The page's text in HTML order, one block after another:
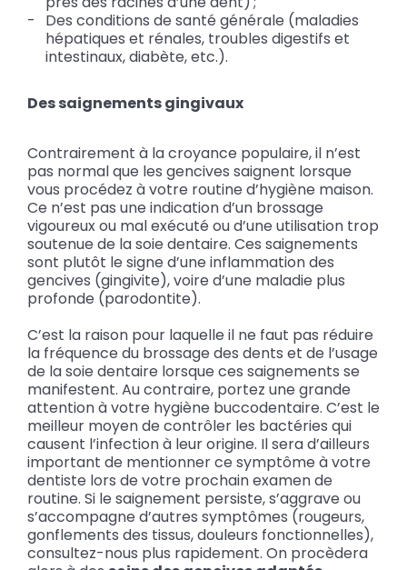
Des conditions de santé générale (maladies
hépatiques et rénales, troubles digestifs et
intestinaux, diabète, etc.).
Des saignements gingivaux
Contrairement à la croyance populaire, il n’est
pas normal que les gencives saignent lorsque
vous procédez à votre routine d’hygiène maison.
Ce n’est pas une indication d’un brossage
vigoureux ou mal exécuté ou d’une utilisation trop
soutenue de la soie dentaire. Ces saignements
sont plutôt le signe d’une inflammation des
gencives (gingivite), voire d’une maladie plus
profonde (parodontite).
C’est la raison pour laquelle il ne faut pas réduire
la fréquence du brossage des dents et de l’usage
de la soie dentaire lorsque ces saignements se
manifestent. Au contraire, portez une grande
attention à votre hygiène buccodentaire. C’est le
meilleur moyen de contrôler les bactéries qui
causent l’infection à leur origine. Il sera d’ailleurs
important de mentionner ce symptôme à votre
dentiste lors de votre prochain examen de
routine. Si le saignement persiste, s’aggrave ou
s’accompagne d’autres symptômes (rougeurs,
gonflements des tissus, douleurs fonctionnelles),
consultez-nous plus rapidement. On procèdera